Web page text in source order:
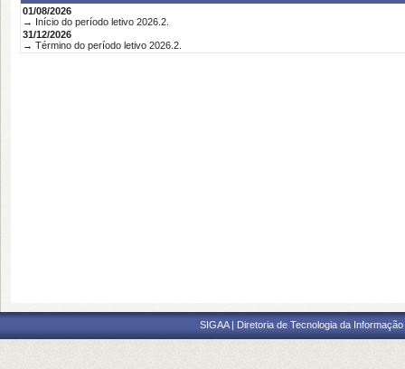
01/08/2026
→ Início do período letivo 2026.2.
31/12/2026
→ Término do período letivo 2026.2.
SIGAA | Diretoria de Tecnologia da